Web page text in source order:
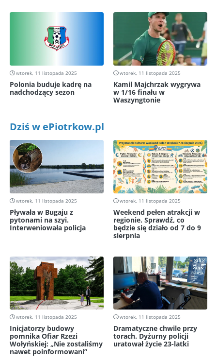
wtorek, 11 listopada 2025
Polonia buduje kadrę na
nadchodzący sezon
wtorek, 11 listopada 2025
Kamil Majchrzak wygrywa
w 1/16 finału w
Waszyngtonie
Dziś w ePiotrkow.pl
wtorek, 11 listopada 2025
Pływała w Bugaju z
pytonami na szyi.
Interweniowała policja
wtorek, 11 listopada 2025
Weekend pełen atrakcji w
regionie. Sprawdź, co
będzie się działo od 7 do 9
sierpnia
wtorek, 11 listopada 2025
Inicjatorzy budowy
pomnika Ofiar Rzezi
Wołyńskiej: „Nie zostaliśmy
nawet poinformowani”
wtorek, 11 listopada 2025
Dramatyczne chwile przy
torach. Dyżurny policji
uratował życie 23-latki